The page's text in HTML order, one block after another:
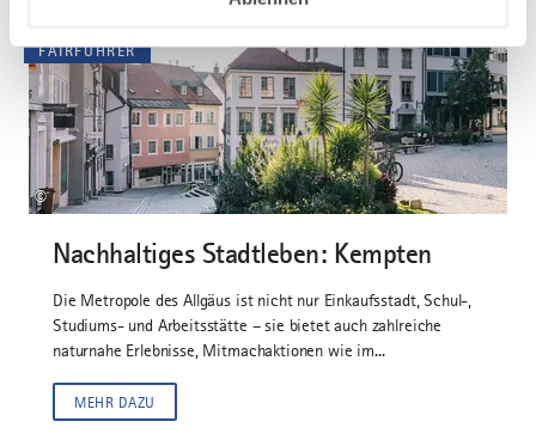
FAIRFÜHRER
©
Nachhaltiges Stadtleben: Kempten
Die Metropole des Allgäus ist nicht nur Einkaufsstadt, Schul-,
Studiums- und Arbeitsstätte – sie bietet auch zahlreiche
naturnahe Erlebnisse, Mitmachaktionen wie im...
MEHR DAZU